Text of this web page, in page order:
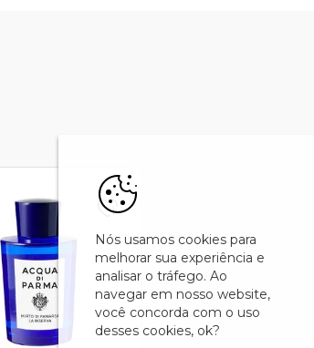
Nós usamos cookies para
melhorar sua experiência e
analisar o tráfego. Ao
navegar em nosso website,
você concorda com o uso
desses cookies, ok?